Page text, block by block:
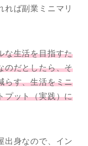
れば副業ミニマリ
な生活を目指すた
のだとしたら、そ
らす、生活をミニ
プット（実践）に
出身なので、イン